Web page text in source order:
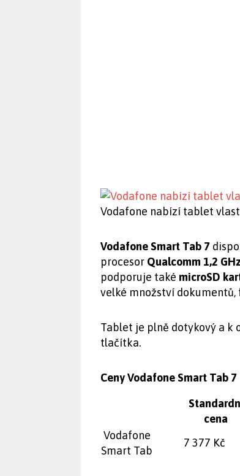
Vodafone nabízí tablet
Vodafone Smart Tab 7
procesor Qualcomm 1,2
podporuje také microSD
velké množství
Tablet je plně dotykový a k
tlačítka.
Ceny Vodafone Smart Tab 7
cena
Vodafone
Smart Tab
7 377 Kč